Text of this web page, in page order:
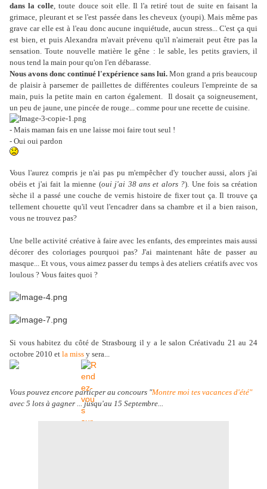
dans la colle, toute douce soit elle. Il l'a retiré tout de suite en faisant la
grimace, pleurant et se l'est passée dans les cheveux (youpi). Mais même pas
grave car elle est à l'eau donc aucune inquiétude, aucun stress... C'est ça qui
est bien, et puis Alexandra m'avait prévenu qu'il n'aimerait peut être pas la
sensation. Toute nouvelle matière le gêne : le sable, les petits graviers, il
nous tend la main pour qu'on l'en débarasse.
Nous avons donc continué l'expérience sans lui. Mon grand a pris beaucoup
de plaisir à parsemer de paillettes de différentes couleurs l'empreinte de sa
main, puis la petite main en carton également. Il dosait ça soigneusement,
un peu de jaune, une pincée de rouge... comme pour une recette de cuisine.
- Mais maman fais en une laisse moi faire tout seul !
- Oui oui pardon
Vous l'aurez compris je n'ai pas pu m'empêcher d'y toucher aussi, alors j'ai
obéis et j'ai fait la mienne (oui j'ai 38 ans et alors ?). Une fois sa création
sèche il a passé une couche de vernis histoire de fixer tout ça. Il trouve ça
tellement chouette qu'il veut l'encadrer dans sa chambre et il a bien raison,
vous ne trouvez pas?
Une belle activité créative à faire avec les enfants, des empreintes mais aussi
décorer des coloriages pourquoi pas? J'ai maintenant hâte de passer au
masque... Et vous, vous aimez passer du temps à des ateliers créatifs avec vos
loulous ? Vous faites quoi ?
Si vous habitez du côté de Strasbourg il y a le salon Créativadu 21 au 24
octobre 2010 et la miss y sera...
Vous pouvez encore particper au concours "Montre moi tes vacances d'été"
avec 5 lots à gagner ... jusqu'au 15 Septembre...